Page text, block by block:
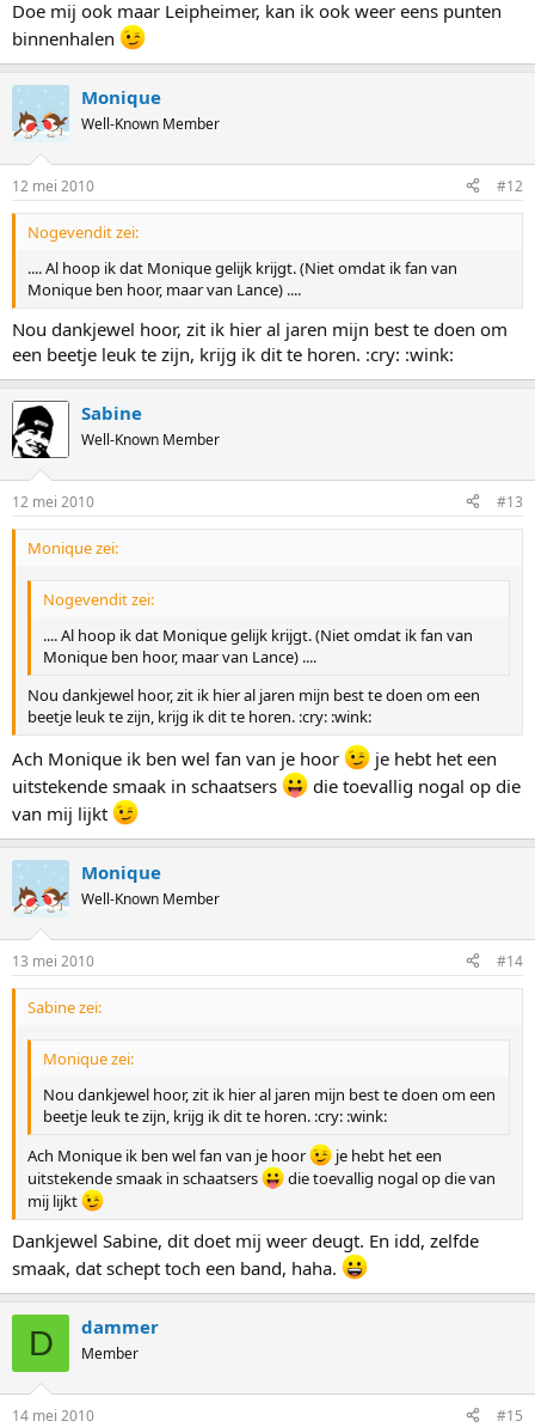
Doe mij ook maar Leipheimer, kan ik ook weer eens punten
binnenhalen
Monique
Well-Known Member
12 mei 2010 #12
Nogevendit zei:
.... Al hoop ik dat Monique gelijk krijgt. (Niet omdat ik fan van
Monique ben hoor, maar van Lance) ....
Nou dankjewel hoor, zit ik hier al jaren mijn best te doen om
een beetje leuk te zijn, krijg ik dit te horen. :cry: :wink:
Sabine
Well-Known Member
12 mei 2010 #13
Monique zei:
Nogevendit zei:
.... Al hoop ik dat Monique gelijk krijgt. (Niet omdat ik fan van
Monique ben hoor, maar van Lance) ....
Nou dankjewel hoor, zit ik hier al jaren mijn best te doen om een
beetje leuk te zijn, krijg ik dit te horen. :cry: :wink:
Ach Monique ik ben wel fan van je hoor
je hebt het een
uitstekende smaak in schaatsers
die toevallig nogal op die
van mij lijkt
Monique
Well-Known Member
13 mei 2010 #14
Sabine zei:
Monique zei:
Nou dankjewel hoor, zit ik hier al jaren mijn best te doen om een
beetje leuk te zijn, krijg ik dit te horen. :cry: :wink:
Ach Monique ik ben wel fan van je hoor
je hebt het een
uitstekende smaak in schaatsers
die toevallig nogal op die van
mij lijkt
Dankjewel Sabine, dit doet mij weer deugt. En idd, zelfde
smaak, dat schept toch een band, haha.
D dammer
Member
14 mei 2010 #15